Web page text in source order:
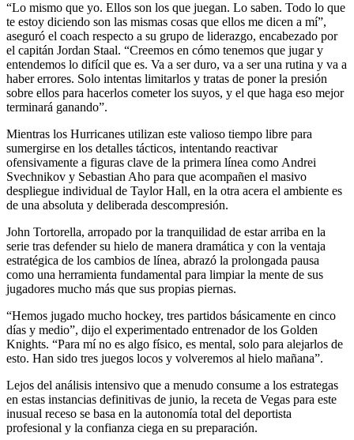
“Lo mismo que yo. Ellos son los que juegan. Lo saben. Todo lo que
te estoy diciendo son las mismas cosas que ellos me dicen a mí”,
aseguró el coach respecto a su grupo de liderazgo, encabezado por
el capitán Jordan Staal. “Creemos en cómo tenemos que jugar y
entendemos lo difícil que es. Va a ser duro, va a ser una rutina y va a
haber errores. Solo intentas limitarlos y tratas de poner la presión
sobre ellos para hacerlos cometer los suyos, y el que haga eso mejor
terminará ganando”.
Mientras los Hurricanes utilizan este valioso tiempo libre para
sumergirse en los detalles tácticos, intentando reactivar
ofensivamente a figuras clave de la primera línea como Andrei
Svechnikov y Sebastian Aho para que acompañen el masivo
despliegue individual de Taylor Hall, en la otra acera el ambiente es
de una absoluta y deliberada descompresión.
John Tortorella, arropado por la tranquilidad de estar arriba en la
serie tras defender su hielo de manera dramática y con la ventaja
estratégica de los cambios de línea, abrazó la prolongada pausa
como una herramienta fundamental para limpiar la mente de sus
jugadores mucho más que sus propias piernas.
“Hemos jugado mucho hockey, tres partidos básicamente en cinco
días y medio”, dijo el experimentado entrenador de los Golden
Knights. “Para mí no es algo físico, es mental, solo para alejarlos de
esto. Han sido tres juegos locos y volveremos al hielo mañana”.
Lejos del análisis intensivo que a menudo consume a los estrategas
en estas instancias definitivas de junio, la receta de Vegas para este
inusual receso se basa en la autonomía total del deportista
profesional y la confianza ciega en su preparación.